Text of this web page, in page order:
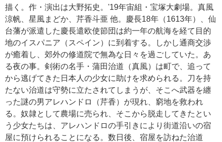
描く。作・演出は大野拓史。'19年宙組・宝塚大劇場。真風
涼帆、星風まどか、芹香斗亜 他。慶長18年（1613年）、仙
台藩が派遣した慶長遣欧使節団は約一年の航海を経て目的
地のイスパニア（スペイン）に到着する。しかし通商交渉
が癒着し、郊外の修道院で無為な日々を過ごしていた。あ
る夜の事。剣術の名手・蒲田治道（真風）は町で、追って
から逃げてきた日本人の少女に助けを求められる。刀を持
たない治道は守勢に立たされてしまうが、そこへ武器を纏
った謎の男アレハンドロ（芹香）が現れ、窮地を救われ
る。奴隷として農場に売られ、そこから脱走してきたとい
う少女たちは、アレハンドロの手引きにより街道沿いの宿
屋に預けられることになる。数日後、宿屋を訪ねた治道